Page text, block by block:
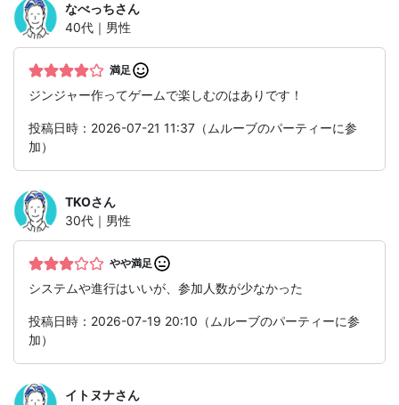
なべっちさん
40代｜男性
満足
ジンジャー作ってゲームで楽しむのはありです！
投稿日時：2026-07-21 11:37（ムルーブのパーティーに参
加）
TKOさん
30代｜男性
やや満足
システムや進行はいいが、参加人数が少なかった
投稿日時：2026-07-19 20:10（ムルーブのパーティーに参
加）
イトヌナさん